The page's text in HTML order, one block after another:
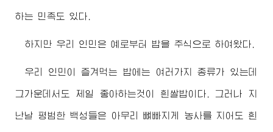
하는 민족도 있다.
하지만 우리 인민은 예로부터 밥을 주식으로 하여왔다.
우리 인민이 즐겨먹는 밥에는 여러가지 종류가 있는데
그가운데서도 제일 좋아하는것이 흰쌀밥이다. 그러나 지
난날 평범한 백성들은 아무리 뼈빠지게 농사를 지어도 흰